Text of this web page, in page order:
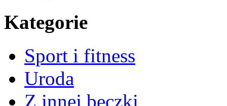
Kategorie
Sport i fitness
Uroda
Z innej beczki